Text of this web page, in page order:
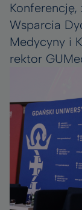
Wsparcia
Medycyny i
rektor